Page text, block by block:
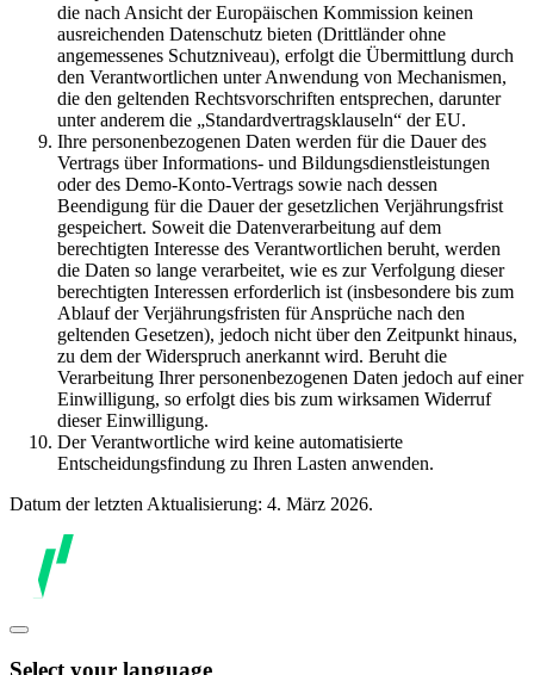
die nach Ansicht der Europäischen Kommission keinen
ausreichenden Datenschutz bieten (Drittländer ohne
angemessenes Schutzniveau), erfolgt die Übermittlung durch
den Verantwortlichen unter Anwendung von Mechanismen,
die den geltenden Rechtsvorschriften entsprechen, darunter
unter anderem die „Standardvertragsklauseln“ der EU.
Ihre personenbezogenen Daten werden für die Dauer des
Vertrags über Informations- und Bildungsdienstleistungen
oder des Demo-Konto-Vertrags sowie nach dessen
Beendigung für die Dauer der gesetzlichen Verjährungsfrist
gespeichert. Soweit die Datenverarbeitung auf dem
berechtigten Interesse des Verantwortlichen beruht, werden
die Daten so lange verarbeitet, wie es zur Verfolgung dieser
berechtigten Interessen erforderlich ist (insbesondere bis zum
Ablauf der Verjährungsfristen für Ansprüche nach den
geltenden Gesetzen), jedoch nicht über den Zeitpunkt hinaus,
zu dem der Widerspruch anerkannt wird. Beruht die
Verarbeitung Ihrer personenbezogenen Daten jedoch auf einer
Einwilligung, so erfolgt dies bis zum wirksamen Widerruf
dieser Einwilligung.
Der Verantwortliche wird keine automatisierte
Entscheidungsfindung zu Ihren Lasten anwenden.
Datum der letzten Aktualisierung: 4. März 2026.
Select your language